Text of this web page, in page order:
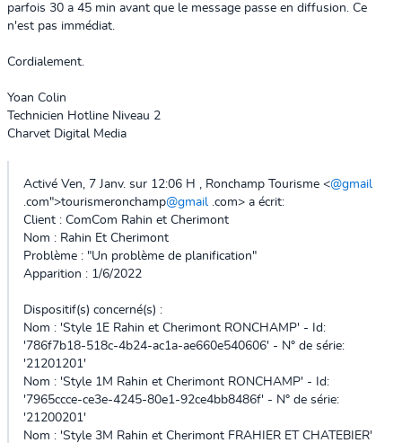
parfois 30 a 45 min avant que le message passe en diffusion. Ce
n'est pas immédiat.
Cordialement.
Yoan Colin
Technicien Hotline Niveau 2
Charvet Digital Media
Activé Ven, 7 Janv. sur 12:06 H , Ronchamp Tourisme <@gmail
.com">tourismeronchamp@gmail .com> a écrit:
Client : ComCom Rahin et Cherimont
Nom : Rahin Et Cherimont
Problème : "Un problème de planification"
Apparition : 1/6/2022
Dispositif(s) concerné(s) :
Nom : 'Style 1E Rahin et Cherimont RONCHAMP' - Id:
'786f7b18-518c-4b24-ac1a-ae660e540606' - N° de série:
'21201201'
Nom : 'Style 1M Rahin et Cherimont RONCHAMP' - Id:
'7965ccce-ce3e-4245-80e1-92ce4bb8486f' - N° de série:
'21200201'
Nom : 'Style 3M Rahin et Cherimont FRAHIER ET CHATEBIER'